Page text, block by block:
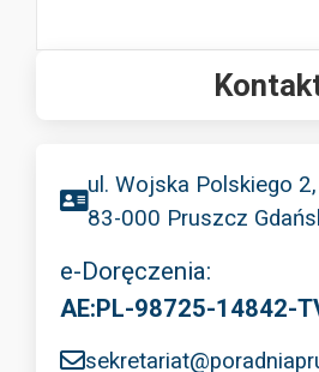
ul. Wojska Polskiego 2,
83-000 Pruszcz
e-Doręczenia:
AE:PL-98725-14842-